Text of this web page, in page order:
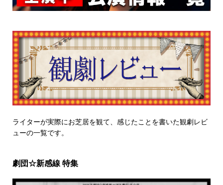
ライターが実際にお芝居を観て、感じたことを書いた観劇レビ
ューの一覧です。
劇団☆新感線 特集